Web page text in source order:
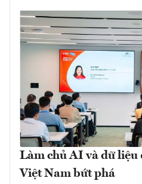
Làm chủ AI và dữ liệu
Việt Nam bứt phá